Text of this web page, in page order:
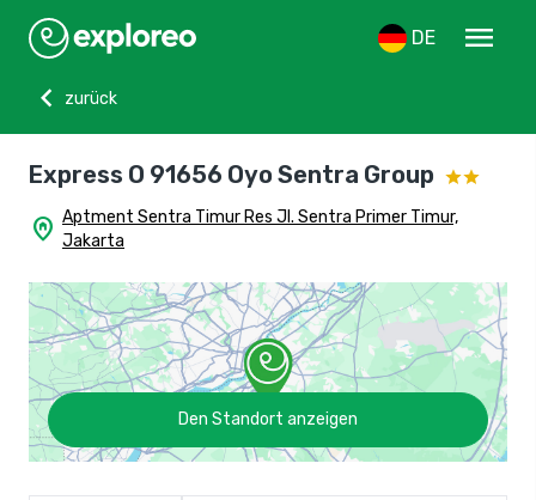
DE
menu
chevron_left
zurück
Express O 91656 Oyo Sentra Group
home_pin Aptment Sentra Timur Res Jl. Sentra Primer Timur,
Jakarta
Den Standort anzeigen